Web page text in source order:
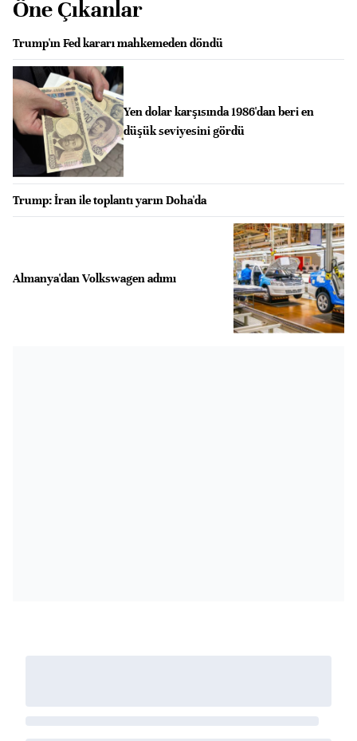
Öne Çıkanlar
Trump'ın Fed kararı mahkemeden döndü
Yen dolar karşısında 1986'dan beri en
düşük seviyesini gördü
Trump: İran ile toplantı yarın Doha'da
Almanya'dan Volkswagen adımı